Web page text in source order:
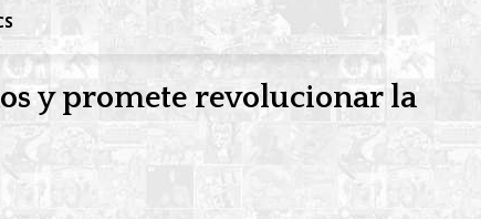
y promete revolucionar la